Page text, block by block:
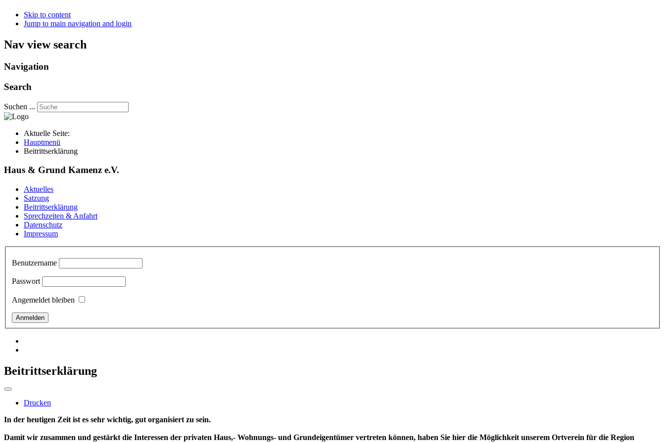
Skip to content
Jump to main navigation and login
Nav view search
Navigation
Search
Suchen ...
Aktuelle Seite:
Hauptmenü
Beitrittserklärung
Haus & Grund Kamenz e.V.
Aktuelles
Satzung
Beitrittserklärung
Sprechzeiten & Anfahrt
Datenschutz
Impressum
Benutzername
Passwort
Angemeldet bleiben
Beitrittserklärung
Drucken
In der heutigen Zeit ist es sehr wichtig, gut organisiert zu sein.
Damit wir zusammen und gestärkt die Interessen der privaten Haus,- Wohnungs- und Grundeigentümer vertreten können, haben Sie hier die Möglichkeit unserem Ortverein für die Region